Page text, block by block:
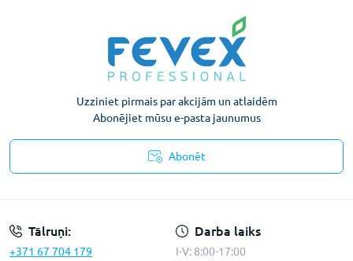
Uzziniet pirmais par akcijām un atlaidēm
Abonējiet mūsu e-pasta jaunumus
Abonēt
Tālruņi:
+371 67 704 179
Darba laiks
I-V: 8:00-17:00